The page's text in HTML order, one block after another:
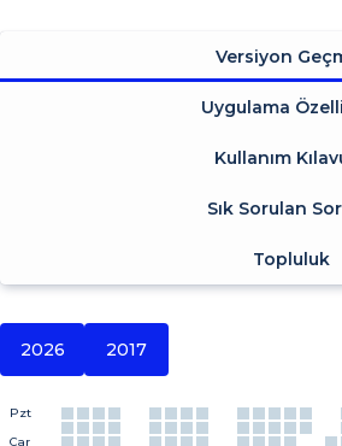
Versiyon
Uygulama
Kullanım
Sık Sorulan
Topluluk
2026 2017
Pzt
Çar